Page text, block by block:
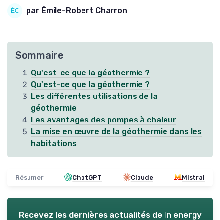
par Émile-Robert Charron
Sommaire
Qu'est-ce que la géothermie ?
Qu'est-ce que la géothermie ?
Les différentes utilisations de la
géothermie
Les avantages des pompes à chaleur
La mise en œuvre de la géothermie dans les
habitations
Résumer ChatGPT Claude Mistral
Recevez les dernières actualités de In energy